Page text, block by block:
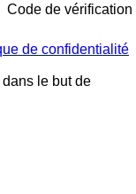
Code de vérification
de confidentialité
le but de